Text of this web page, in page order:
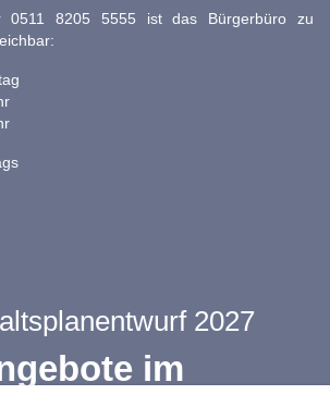
0511 8205 5555 ist das Bürgerbüro zu
2027
im